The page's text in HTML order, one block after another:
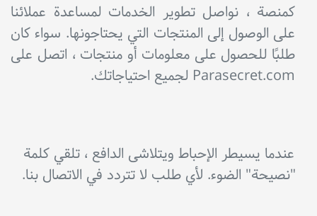
كمنصة ، نواصل تطوير الخدمات لمساعدة عملائنا
على الوصول إلى المنتجات التي يحتاجونها. سواء كان
طلبًا للحصول على معلومات أو منتجات ، اتصل على
Parasecret.com لجميع احتياجاتك.
عندما يسيطر الإحباط ويتلاشى الدافع ، تلقي كلمة
"نصيحة" الضوء. لأي طلب لا تتردد في الاتصال بنا.